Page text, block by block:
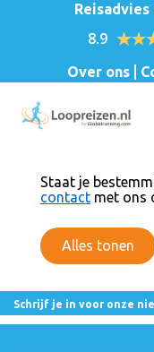
Reisadvies
8.9
Over ons
Staat je
contact met ons
Alles tonen
Schrijf je in voor onze